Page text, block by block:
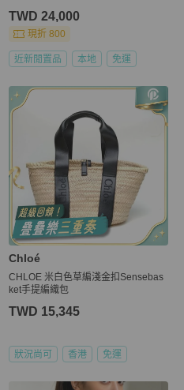
TWD 24,000
現折 800
近新閒置品 本地 免運
Chloé
CHLOE 米白色草編淺金扣Sensebas
ket手提編織包
TWD 15,345
狀況尚可 香港 免運